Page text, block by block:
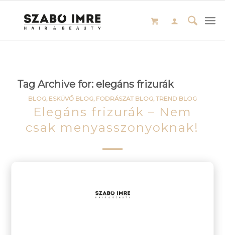
Tag Archive for: elegáns frizurák
BLOG, ESKÜVŐ BLOG, FODRÁSZAT BLOG,TREND BLOG
Elegáns frizurák – Nem
csak menyasszonyoknak!